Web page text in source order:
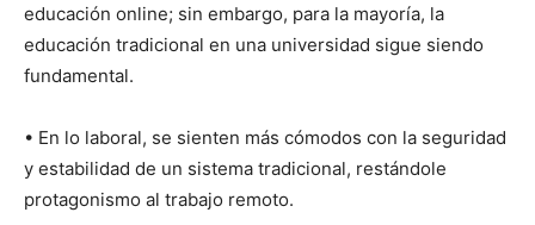
educación online; sin embargo, para la mayoría, la
educación tradicional en una universidad sigue siendo
fundamental.
• En lo laboral, se sienten más cómodos con la seguridad
y estabilidad de un sistema tradicional, restándole
protagonismo al trabajo remoto.